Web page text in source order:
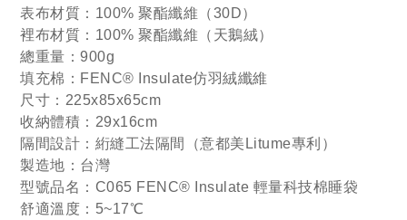
表布材質：100% 聚酯纖維（30D）
裡布材質：100% 聚酯纖維（天鵝絨）
總重量：900g
填充棉：FENC® Insulate仿羽絨纖維
尺寸：225x85x65cm
收納體積：29x16cm
隔間設計：絎縫工法隔間（意都美Litume專利）
製造地：台灣
型號品名：C065 FENC® Insulate 輕量科技棉睡袋
舒適溫度：5~17℃